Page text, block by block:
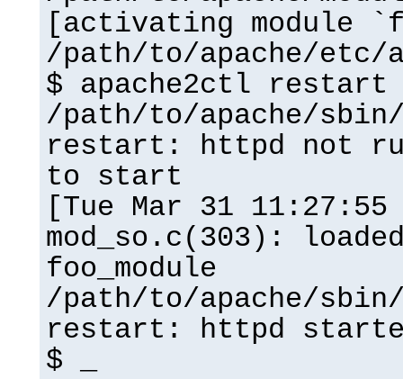
[activating module
/path/to/apache/etc/
$ apache2ctl restart
/path/to/apache/
restart: httpd not
to start
[Tue Mar 31
mod_so.c(303):
foo_module
/path/to/apache/
restart: httpd
$ _